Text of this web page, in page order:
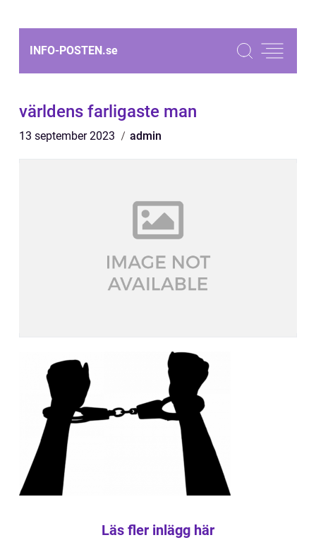
INFO-POSTEN.se
världens farligaste man
13 september 2023 admin
Läs fler inlägg här